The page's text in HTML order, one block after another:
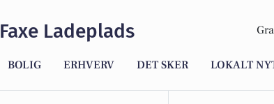
Faxe Ladeplads
BOLIG ERHVERV DET SKER LOKALT